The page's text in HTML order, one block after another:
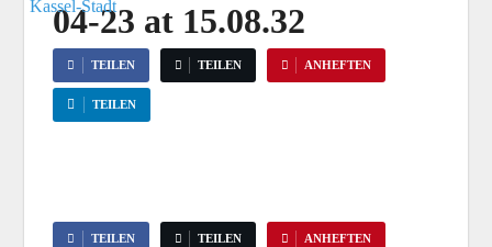
04-23 at 15.08.32
TEILEN TEILEN ANHEFTEN
TEILEN
TEILEN TEILEN ANHEFTEN